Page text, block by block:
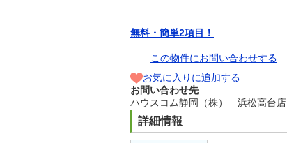
無料・簡単2項目！
この物件にお問い合わせする
お気に入りに追加する
お問い合わせ先
ハウスコム静岡（株） 浜松高台店
詳細情報